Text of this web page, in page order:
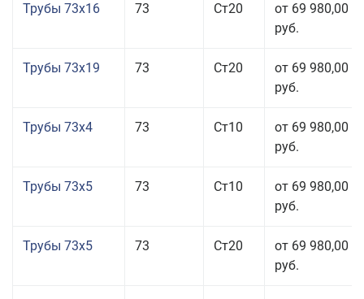
Трубы 73x16 73 Ст20
от 69 980,00
руб.
Трубы 73x19 73 Ст20
от 69 980,00
руб.
Трубы 73x4 73 Ст10
от 69 980,00
руб.
Трубы 73x5 73 Ст10
от 69 980,00
руб.
Трубы 73x5 73 Ст20
от 69 980,00
руб.